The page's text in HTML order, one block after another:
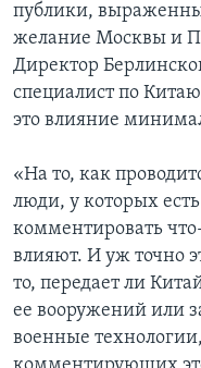
публики,
желание Москвы и
Директор
специалист по Китаю
это влияние
«На то, как
люди, у которых
комментировать
влияют. И уж точно
то, передает ли
ее вооружений или
военные